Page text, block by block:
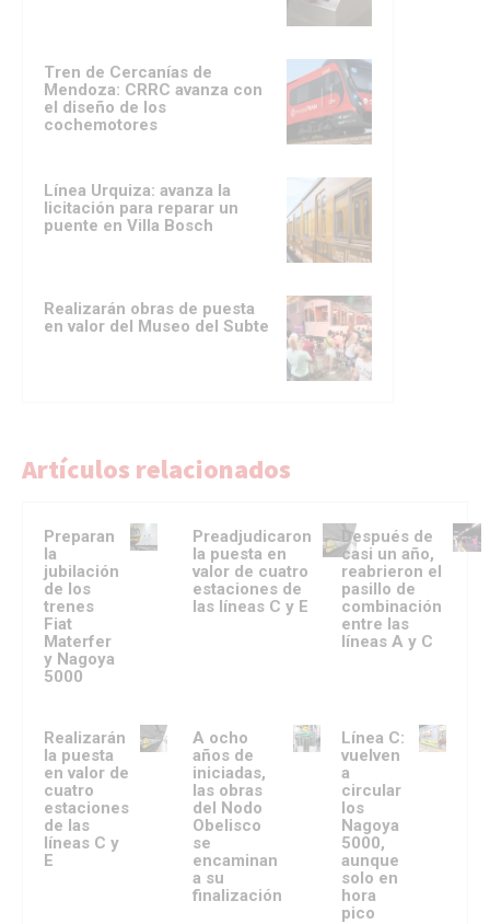
Tren de Cercanías de
Mendoza: CRRC avanza con
el diseño de los
cochemotores
Línea Urquiza: avanza la
licitación para reparar un
puente en Villa Bosch
Realizarán obras de puesta
en valor del Museo del Subte
Artículos relacionados
Preparan
la
jubilación
de los
trenes
Fiat
Materfer
y Nagoya
5000
Preadjudicaron
la puesta en
valor de cuatro
estaciones de
las líneas C y E
Después de
casi un año,
reabrieron el
pasillo de
combinación
entre las
líneas A y C
Realizarán
la puesta
en valor de
cuatro
estaciones
de las
líneas C y
E
A ocho
años de
iniciadas,
las obras
del Nodo
Obelisco
se
encaminan
a su
finalización
Línea C:
vuelven
a
circular
los
Nagoya
5000,
aunque
solo en
hora
pico